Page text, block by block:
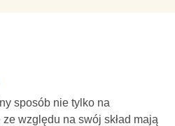
sposób nie tylko na
względu na swój skład mają